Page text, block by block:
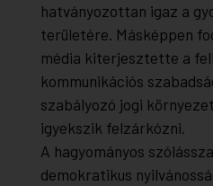
hatványozottan igaz a
területére. Másképpen
média kiterjesztette a
kommunikációs
szabályozó jogi
igyekszik felzárkózni.
A hagyományos
demokratikus